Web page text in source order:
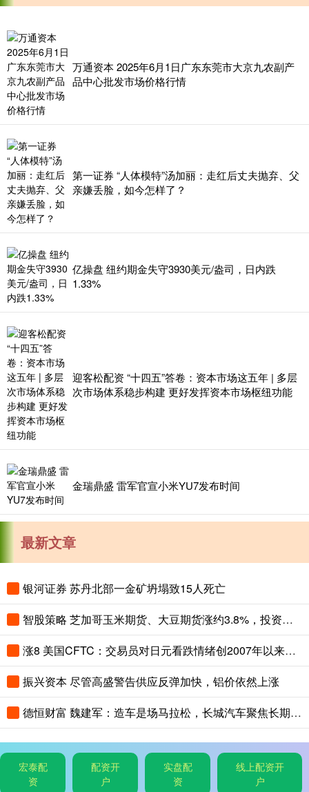
万通资本 2025年6月1日广东东莞市大京九农副产
品中心批发市场价格行情
第一证券 “人体模特”汤加丽：走红后丈夫抛弃、父
亲嫌丢脸，如今怎样了？
亿操盘 纽约期金失守3930美元/盎司，日内跌
1.33%
迎客松配资 “十四五”答卷：资本市场这五年 | 多层
次市场体系稳步构建 更好发挥资本市场枢纽功能
金瑞鼎盛 雷军官宣小米YU7发布时间
最新文章
银河证券 苏丹北部一金矿坍塌致15人死亡
智股策略 芝加哥玉米期货、大豆期货涨约3.8%，投资者关注夏季天气对全球农作物生长构成的风险
涨8 美国CFTC：交易员对日元看跌情绪创2007年以来最高，对美元看涨程度创2015年以来最高
振兴资本 尽管高盛警告供应反弹加快，铝价依然上涨
德恒财富 魏建军：造车是场马拉松，长城汽车聚焦长期主义与有质量的市占率
宏泰配
资
配资开
户
实盘配
资
线上配资开
户